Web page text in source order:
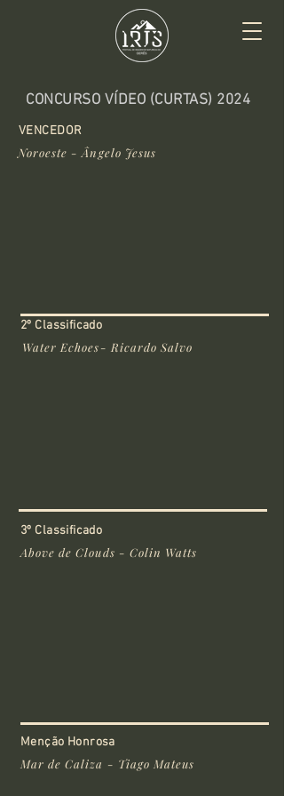
CONCURSO VÍDEO (CURTAS) 2024
VENCEDOR
Noroeste - Ângelo Jesus
2º Classificado
Water Echoes- Ricardo Salvo
3º Classificado
Above de Clouds - Colin Watts
Menção Honrosa
Mar de Caliza - Tiago Mateus